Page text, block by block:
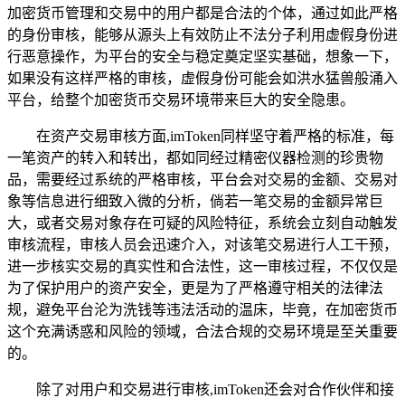
加密货币管理和交易中的用户都是合法的个体，通过如此严格
的身份审核，能够从源头上有效防止不法分子利用虚假身份进
行恶意操作，为平台的安全与稳定奠定坚实基础，想象一下，
如果没有这样严格的审核，虚假身份可能会如洪水猛兽般涌入
平台，给整个加密货币交易环境带来巨大的安全隐患。
在资产交易审核方面,imToken同样坚守着严格的标准，每
一笔资产的转入和转出，都如同经过精密仪器检测的珍贵物
品，需要经过系统的严格审核，平台会对交易的金额、交易对
象等信息进行细致入微的分析，倘若一笔交易的金额异常巨
大，或者交易对象存在可疑的风险特征，系统会立刻自动触发
审核流程，审核人员会迅速介入，对该笔交易进行人工干预，
进一步核实交易的真实性和合法性，这一审核过程，不仅仅是
为了保护用户的资产安全，更是为了严格遵守相关的法律法
规，避免平台沦为洗钱等违法活动的温床，毕竟，在加密货币
这个充满诱惑和风险的领域，合法合规的交易环境是至关重要
的。
除了对用户和交易进行审核,imToken还会对合作伙伴和接